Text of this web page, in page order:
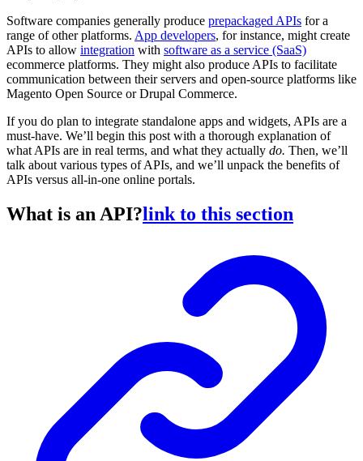
Software companies generally produce prepackaged APIs for a
range of other platforms. App developers, for instance, might create
APIs to allow integration with software as a service (SaaS)
ecommerce platforms. They might also produce APIs to facilitate
communication between their servers and open-source platforms like
Magento Open Source or Drupal Commerce.
If you do plan to integrate standalone apps and widgets, APIs are a
must-have. We’ll begin this post with a thorough explanation of
what APIs are in real terms, and what they actually do. Then, we’ll
talk about various types of APIs, and we’ll unpack the benefits of
APIs versus all-in-one online portals.
What is an API?link to this section